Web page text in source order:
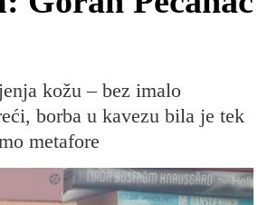
kožu – bez imalo
borba u kavezu bila je tek
metafore